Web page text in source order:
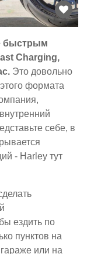
быстрым
Charging,
Это довольно
формата
себе, в
- Harley тут
ездить по
пунктов на
или на